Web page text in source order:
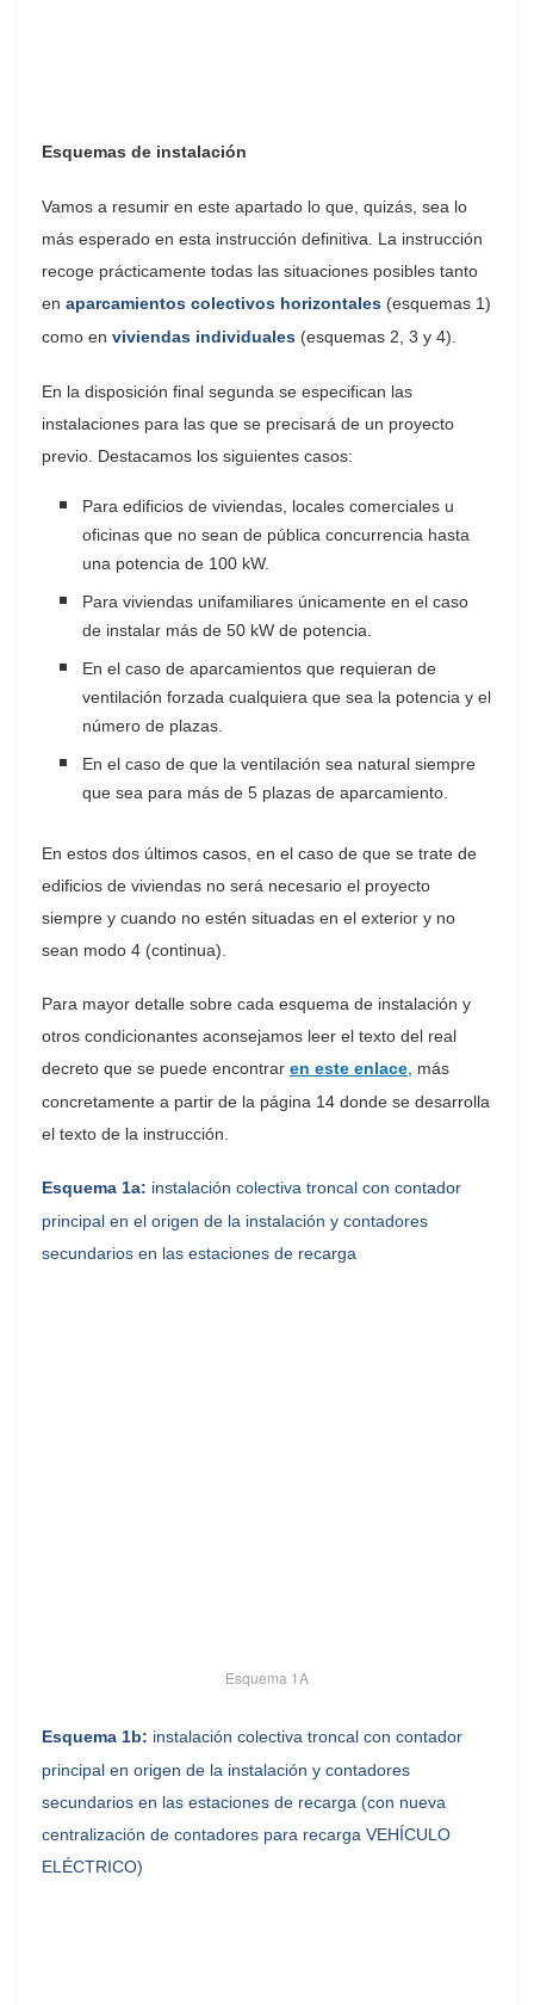
Esquemas de instalación
Vamos a resumir en este apartado lo que, quizás, sea lo
más esperado en esta instrucción definitiva. La instrucción
recoge prácticamente todas las situaciones posibles tanto
en aparcamientos colectivos horizontales (esquemas 1)
como en viviendas individuales (esquemas 2, 3 y 4).
En la disposición final segunda se especifican las
instalaciones para las que se precisará de un proyecto
previo. Destacamos los siguientes casos:
Para edificios de viviendas, locales comerciales u
oficinas que no sean de pública concurrencia hasta
una potencia de 100 kW.
Para viviendas unifamiliares únicamente en el caso
de instalar más de 50 kW de potencia.
En el caso de aparcamientos que requieran de
ventilación forzada cualquiera que sea la potencia y el
número de plazas.
En el caso de que la ventilación sea natural siempre
que sea para más de 5 plazas de aparcamiento.
En estos dos últimos casos, en el caso de que se trate de
edificios de viviendas no será necesario el proyecto
siempre y cuando no estén situadas en el exterior y no
sean modo 4 (continua).
Para mayor detalle sobre cada esquema de instalación y
otros condicionantes aconsejamos leer el texto del real
decreto que se puede encontrar en este enlace, más
concretamente a partir de la página 14 donde se desarrolla
el texto de la instrucción.
Esquema 1a: instalación colectiva troncal con contador
principal en el origen de la instalación y contadores
secundarios en las estaciones de recarga
Esquema 1A
Esquema 1b: instalación colectiva troncal con contador
principal en origen de la instalación y contadores
secundarios en las estaciones de recarga (con nueva
centralización de contadores para recarga VEHÍCULO
ELÉCTRICO)